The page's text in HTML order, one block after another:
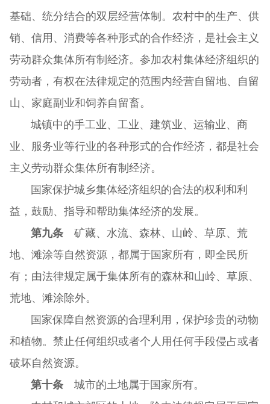
基础、统分结合的双层经营体制。农村中的生产、供
销、信用、消费等各种形式的合作经济，是社会主义
劳动群众集体所有制经济。参加农村集体经济组织的
劳动者，有权在法律规定的范围内经营自留地、自留
山、家庭副业和饲养自留畜。
城镇中的手工业、工业、建筑业、运输业、商
业、服务业等行业的各种形式的合作经济，都是社会
主义劳动群众集体所有制经济。
国家保护城乡集体经济组织的合法的权利和利
益，鼓励、指导和帮助集体经济的发展。
第九条矿藏、水流、森林、山岭、草原、荒
地、滩涂等自然资源，都属于国家所有，即全民所
有；由法律规定属于集体所有的森林和山岭、草原、
荒地、滩涂除外。
国家保障自然资源的合理利用，保护珍贵的动物
和植物。禁止任何组织或者个人用任何手段侵占或者
破坏自然资源。
第十条城市的土地属于国家所有。